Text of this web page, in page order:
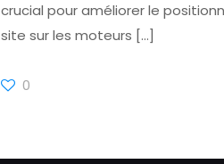
crucial pour améliorer le
site sur les moteurs […]
0